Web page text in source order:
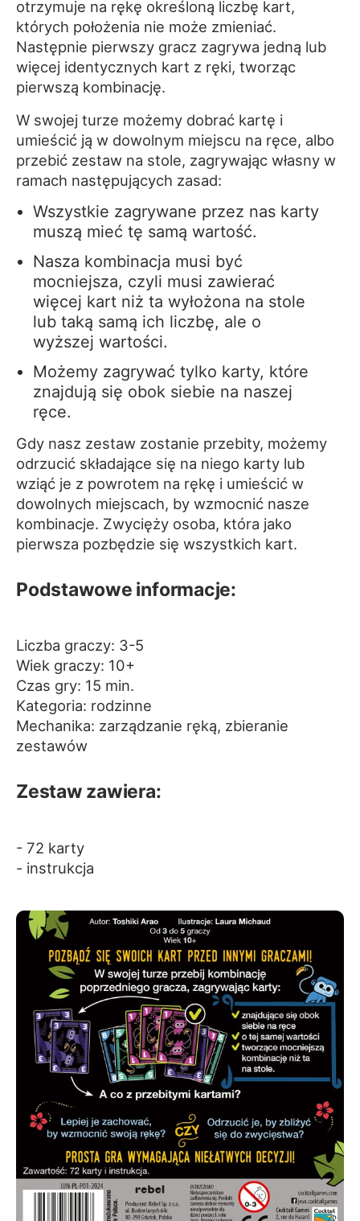
otrzymuje na rękę określoną liczbę kart,
których położenia nie może zmieniać.
Następnie pierwszy gracz zagrywa jedną lub
więcej identycznych kart z ręki, tworząc
pierwszą kombinację.
W swojej turze możemy dobrać kartę i
umieścić ją w dowolnym miejscu na ręce, albo
przebić zestaw na stole, zagrywając własny w
ramach następujących zasad:
Wszystkie zagrywane przez nas karty
muszą mieć tę samą wartość.
Nasza kombinacja musi być
mocniejsza, czyli musi zawierać
więcej kart niż ta wyłożona na stole
lub taką samą ich liczbę, ale o
wyższej wartości.
Możemy zagrywać tylko karty, które
znajdują się obok siebie na naszej
ręce.
Gdy nasz zestaw zostanie przebity, możemy
odrzucić składające się na niego karty lub
wziąć je z powrotem na rękę i umieścić w
dowolnych miejscach, by wzmocnić nasze
kombinacje. Zwycięży osoba, która jako
pierwsza pozbędzie się wszystkich kart.
Podstawowe informacje:
Liczba graczy: 3-5
Wiek graczy: 10+
Czas gry: 15 min.
Kategoria: rodzinne
Mechanika: zarządzanie ręką, zbieranie
zestawów
Zestaw zawiera:
- 72 karty
- instrukcja